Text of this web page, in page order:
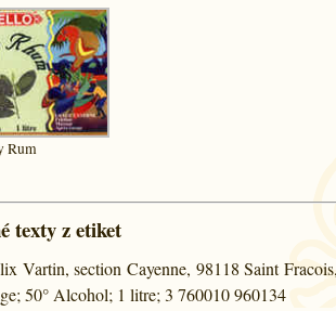
Rum
texty z etiket
Vartin, section Cayenne, 98118 Saint
50° Alcohol; 1 litre; 3 760010 960134